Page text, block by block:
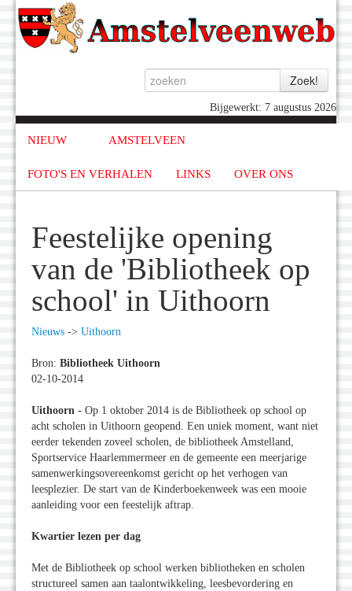
Bijgewerkt: 7 augustus 2026
NIEUW AMSTELVEEN
FOTO'S EN VERHALEN LINKS OVER ONS
Feestelijke opening
van de 'Bibliotheek op
school' in Uithoorn
Nieuws -> Uithoorn
Bron: Bibliotheek Uithoorn
02-10-2014
Uithoorn - Op 1 oktober 2014 is de Bibliotheek op school op
acht scholen in Uithoorn geopend. Een uniek moment, want niet
eerder tekenden zoveel scholen, de bibliotheek Amstelland,
Sportservice Haarlemmermeer en de gemeente een meerjarige
samenwerkingsovereenkomst gericht op het verhogen van
leesplezier. De start van de Kinderboekenweek was een mooie
aanleiding voor een feestelijk aftrap.
Kwartier lezen per dag
Met de Bibliotheek op school werken bibliotheken en scholen
structureel samen aan taalontwikkeling, leesbevordering en